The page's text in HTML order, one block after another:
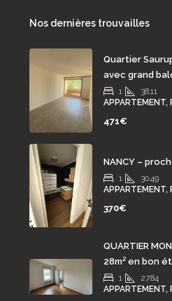
Nos dernières trouvailles
Quartier
avec grand
1
38.11
APPARTEMENT,
471€
NANCY –
1
30.49
APPARTEMENT,
370€
QUARTIER
28m² en bon
1
27.84
APPARTEMENT,